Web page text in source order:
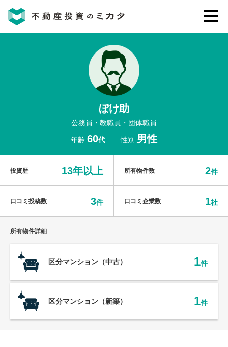
不動産投資のミカタとは
不動産投資会社の評判・口コミ
営業時間：10:00〜19:00(土日祝も営業中) 定休日：水
ぼけ助
公務員・教職員・団体職員
年齢 60代 性別 男性
投資歴 13年以上 所有物件数 2件
口コミ投稿数 3件 口コミ企業数 1社
所有物件詳細
区分マンション（中古） 1件
区分マンション（新築） 1件